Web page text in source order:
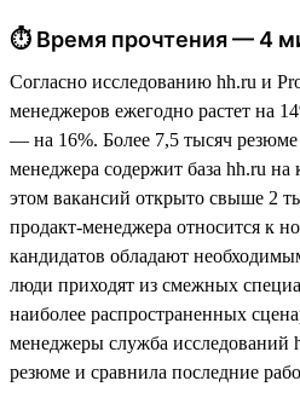
⏱ Время прочтения — 4
Согласно исследованию hh.ru и
менеджеров ежегодно растет на
— на 16%. Более 7,5 тысяч
менеджера содержит база hh.ru на
этом вакансий открыто свыше 2
продакт-менеджера относится к
кандидатов обладают
люди приходят из смежных
наиболее распространенных
менеджеры служба исследований
резюме и сравнила последние